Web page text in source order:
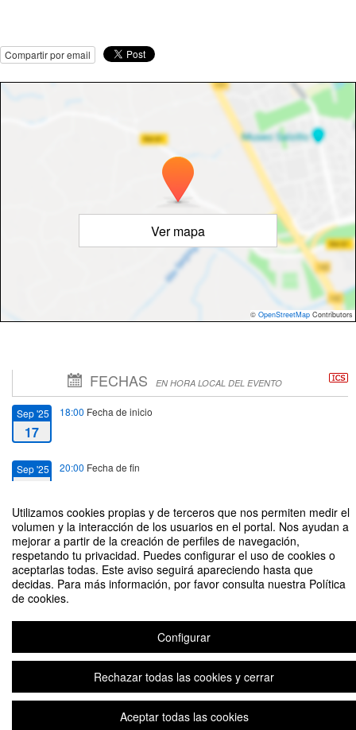
Utilizamos cookies propias y de terceros que nos permiten medir el
volumen y la interacción de los usuarios en el portal. Nos ayudan a
mejorar a partir de la creación de perfiles de navegación,
respetando tu privacidad. Puedes configurar el uso de cookies o
aceptarlas todas. Este aviso seguirá apareciendo hasta que
decidas. Para más información, por favor consulta nuestra Política
de cookies.
Configurar
Rechazar todas las cookies y cerrar
Aceptar todas las cookies
Compartir por email
Ver mapa
© OpenStreetMap Contributors
FECHAS EN HORA LOCAL DEL EVENTO
Sep '25
17
18:00 Fecha de inicio
Sep '25 20:00 Fecha de fin
Las figuras del amar. El pensamiento de Guillermo de Saint-Thierry y la
novedad filosófica del cristianismo.